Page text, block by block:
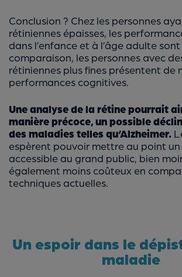
Conclusion ? Chez les personnes
rétiniennes épaisses, les
dans l’enfance et à l’âge adulte
comparaison, les personnes avec
rétiniennes plus fines présentent de
performances cognitives.
Une analyse de la rétine pourrait
manière précoce, un possible
des maladies telles qu’Alzheimer.
espèrent pouvoir mettre au point
accessible au grand public, bien
également moins coûteux en
techniques actuelles.
Un espoir dans le
maladie